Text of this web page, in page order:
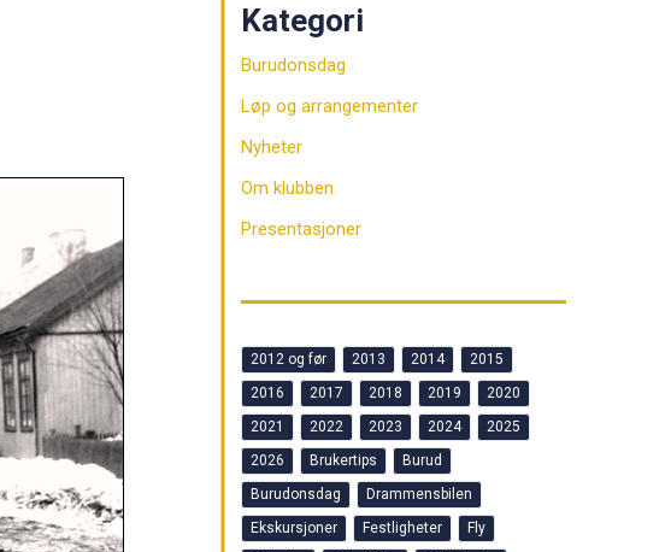
Kategori
Burudonsdag
Løp og arrangementer
Nyheter
Om klubben
Presentasjoner
2012 og før 2013 2014
2015
2016
2017 2018 2019
2020
2021
2022 2023 2024
2025
2026
Brukertips
Burud
Burudonsdag
Drammensbilen
Ekskursjoner
Festligheter
Fly